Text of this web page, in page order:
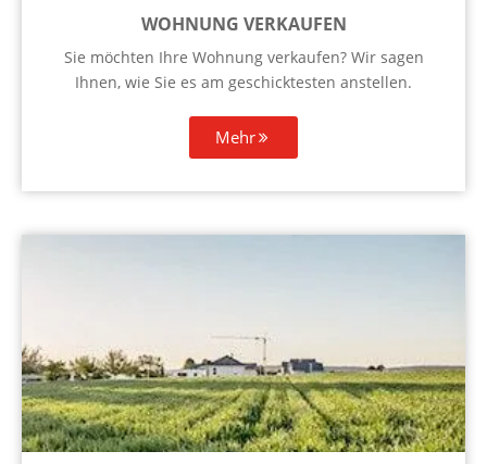
WOHNUNG VERKAUFEN
Sie möchten Ihre Wohnung verkaufen? Wir sagen
Ihnen, wie Sie es am geschicktesten anstellen.
Mehr